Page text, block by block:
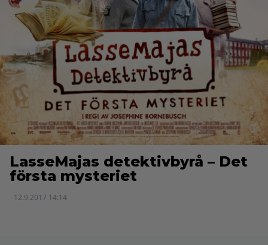
LasseMajas detektivbyrå – Det
första mysteriet
- 12.9.2017 14:14